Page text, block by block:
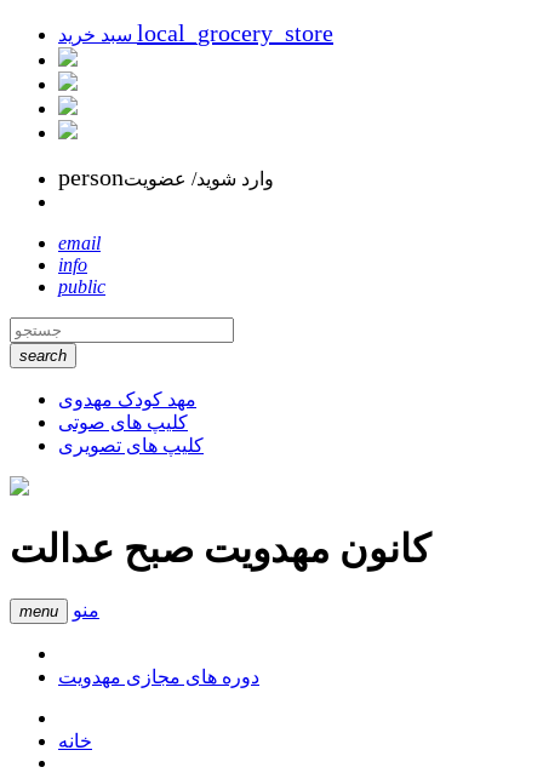
local_grocery_store
personوارد شوید/ عضویت
email
info
public
search
مهد کودک مهدوی
کلیپ های صوتی
کلیپ های تصویری
کانون مهدویت صبح عدالت
menu منو
دوره های مجازی مهدویت
خانه